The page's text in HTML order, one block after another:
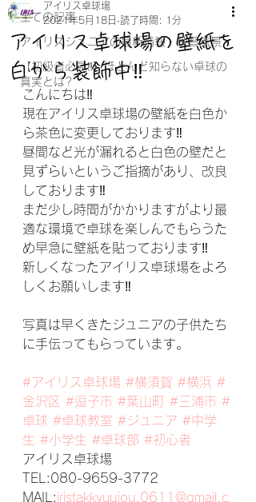
全ての記事
アイリスジュニアの最新情報・練習風景
【初級者必見‼】ほとんど知らない卓球の
真実とは?
アイリス卓球場の壁紙を
白から装飾中‼
アイリス卓球場
2021年5月18日 読了時間: 1分
こんにちは‼
現在アイリス卓球場の壁紙を白色か
ら茶色に変更しております‼
昼間など光が漏れると白色の壁だと
見ずらいというご指摘があり、改良
しております‼
まだ少し時間がかかりますがより最
適な環境で卓球を楽しんでもらうた
め早急に壁紙を貼っております‼
新しくなったアイリス卓球場をよろ
しくお願いします‼
写真は早くきたジュニアの子供たち
に手伝ってもらっています。
#アイリス卓球場 #横須賀 #横浜 #
金沢区 #逗子市 #葉山町 #三浦市 #
卓球 #卓球教室 #ジュニア #中学
生 #小学生 #卓球部 #初心者
アイリス卓球場
TEL:080-9659-3772
MAIL:iristakkyuujou.0611@gmail.c